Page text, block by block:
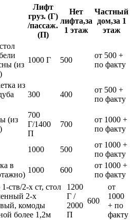
Лифт
груз. (Г)
/пассаж.
(П)
Нет
лифта,за
1 этаж
Частный
дом,за 1
этаж
(из
1000 Г 500
от 500 +
по факту
из
300 400
от 500 +
по факту
(из
700
Г/1400
П
700
от 1000 +
по факту
1000 500
от 1000 +
по факту
в
1000 600
от 1000 +
по факту
ств/2-х ст, стол
2-х
комоды
более 1,2м
1200
Г /
2000
П
600
от
1000
+ по
факту